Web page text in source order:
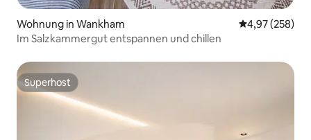
Wohnung in Wankham
4,97 (258)
Im Salzkammergut entspannen und chillen
Superhost
Superhost